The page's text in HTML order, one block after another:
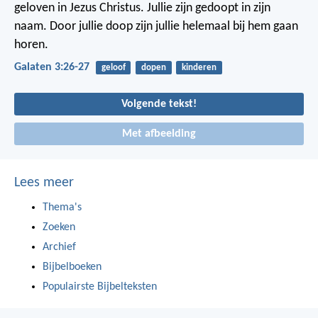
geloven in Jezus Christus. Jullie zijn gedoopt in zijn
naam. Door jullie doop zijn jullie helemaal bij hem gaan
horen.
Galaten 3:26-27 geloof dopen kinderen
Volgende tekst!
Met afbeelding
Lees meer
Thema's
Zoeken
Archief
Bijbelboeken
Populairste Bijbelteksten